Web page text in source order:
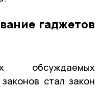
гаджетов
стал закон